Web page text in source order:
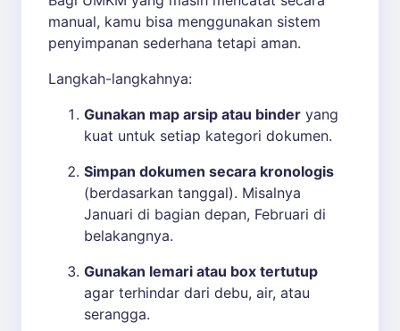
manual, kamu bisa menggunakan sistem
penyimpanan sederhana tetapi aman.
Langkah-langkahnya:
Gunakan map arsip atau binder yang
kuat untuk setiap kategori dokumen.
Simpan dokumen secara kronologis
(berdasarkan tanggal). Misalnya
Januari di bagian depan, Februari di
belakangnya.
Gunakan lemari atau box tertutup
agar terhindar dari debu, air, atau
serangga.